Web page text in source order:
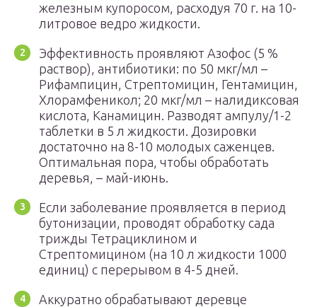
железным купоросом, расходуя 70 г. на 10-
литровое ведро жидкости.
Эффективность проявляют Азофос (5 %
раствор), антибиотики: по 50 мкг/мл –
Рифампицин, Стрептомицин, Гентамицин,
Хлорамфеникол; 20 мкг/мл – налидиксовая
кислота, Канамицин. Разводят ампулу/1-2
таблетки в 5 л жидкости. Дозировки
достаточно на 8-10 молодых саженцев.
Оптимальная пора, чтобы обработать
деревья, – май-июнь.
Если заболевание проявляется в период
бутонизации, проводят обработку сада
трижды Тетрациклином и
Стрептомицином (на 10 л жидкости 1000
единиц) с перерывом в 4-5 дней.
Аккуратно обрабатывают деревце